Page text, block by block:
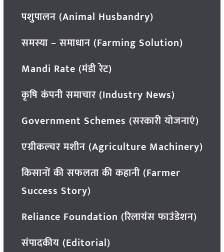
पशुपालन (Animal Husbandry)
समस्या – समाधान (Farming Solution)
Mandi Rate (मंडी रेट)
कृषि कंपनी समाचार (Industry News)
Government Schemes (सरकारी योजनाएं)
एग्रीकल्चर मशीन (Agriculture Machinery)
किसानों की सफलता की कहानी (Farmer
Success Story)
Reliance Foundation (रिलायंस फाउंडेशन)
संपादकीय (Editorial)